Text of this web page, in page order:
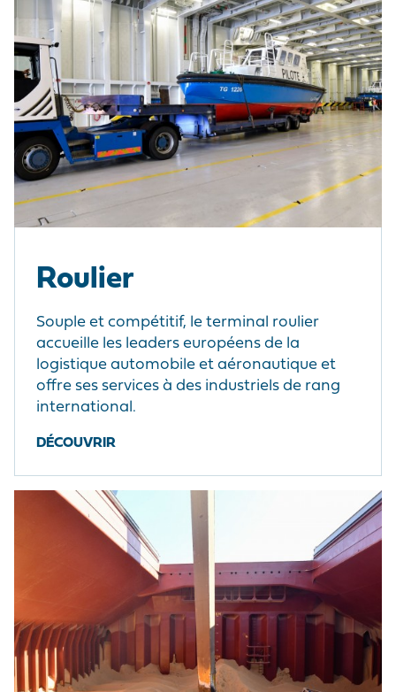
Roulier
Souple et compétitif, le terminal roulier
accueille les leaders européens de la
logistique automobile et aéronautique et
offre ses services à des industriels de rang
international.
DÉCOUVRIR